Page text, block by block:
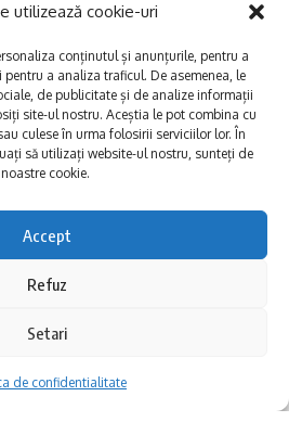
utilizează cookie-uri
conținutul și anunțurile, pentru a
a analiza traficul. De asemenea, le
de publicitate și de analize informații
site-ul nostru. Aceștia le pot combina cu
culese în urma folosirii serviciilor lor. În
să utilizați website-ul nostru, sunteți de
cookie.
Accept
Refuz
Setari
de confidentialitate
Afaceri și meșteșuguri
Actualitate